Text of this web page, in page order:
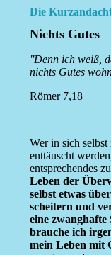
Die
Nichts Gutes
''Denn ich weiß,
nichts Gutes
Römer 7,18
Wer in sich
enttäuscht
entsprechendes
Leben der
selbst etwas
scheitern und
eine zwanghafte
brauche ich
mein Leben mit